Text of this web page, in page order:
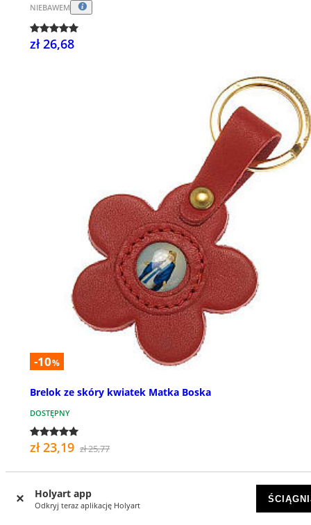
Holyart app
Odkryj teraz aplikację Holyart
NIEBAWEM
zł 26,68
-10%
Brelok ze skóry kwiatek Matka Boska
DOSTĘPNY
zł 23,19 zł 25,77